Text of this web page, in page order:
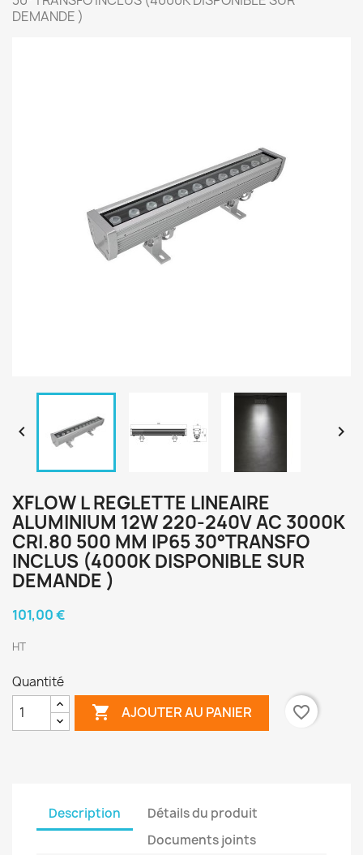
DEMANDE )
 
XFLOW L REGLETTE LINEAIRE
ALUMINIUM 12W 220-240V AC 3000K
CRI.80 500 MM IP65 30°TRANSFO
INCLUS (4000K DISPONIBLE SUR
DEMANDE )
101,00 €
HT
Quantité
 AJOUTER AU PANIER favorite_border
Description
Détails du produit
Documents joints